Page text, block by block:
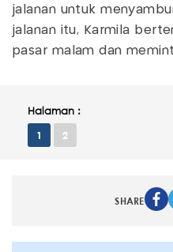
jalanan untuk
jalanan itu, Karmila
pasar malam dan
Halaman :
1 2
SHARE